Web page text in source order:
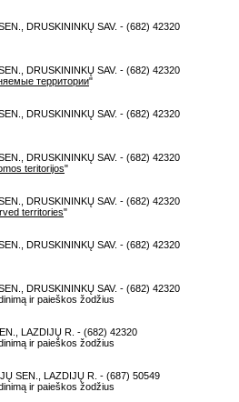
DRUSKININKŲ SAV. - (682) 42320
DRUSKININKŲ SAV. - (682) 42320
территории"
DRUSKININKŲ SAV. - (682) 42320
DRUSKININKŲ SAV. - (682) 42320
teritorijos"
DRUSKININKŲ SAV. - (682) 42320
territories"
DRUSKININKŲ SAV. - (682) 42320
DRUSKININKŲ SAV. - (682) 42320
ir paieškos žodžius
LAZDIJŲ R. - (682) 42320
ir paieškos žodžius
SEN., LAZDIJŲ R. - (687) 50549
ir paieškos žodžius